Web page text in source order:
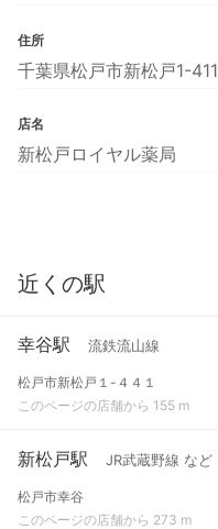
住所
千葉県松戸市新松戸1-411
店名
新松戸ロイヤル薬局
近くの駅
幸谷駅 流鉄流山線
松戸市新松戸１-４４１
このページの店舗から 155 m
新松戸駅 JR武蔵野線 など
松戸市幸谷
このページの店舗から 273 m